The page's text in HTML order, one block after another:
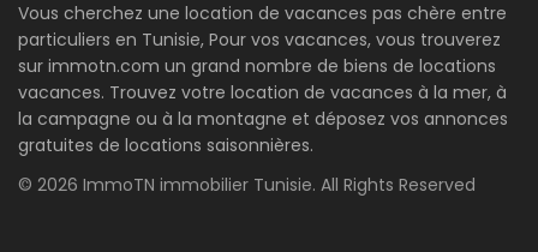
Vous cherchez une location de vacances pas chère entre
particuliers en Tunisie, Pour vos vacances, vous trouverez
sur immotn.com un grand nombre de biens de locations
vacances. Trouvez votre location de vacances à la mer, à
la campagne ou à la montagne et déposez vos annonces
gratuites de locations saisonnières.
© 2026 ImmoTN immobilier Tunisie. All Rights Reserved